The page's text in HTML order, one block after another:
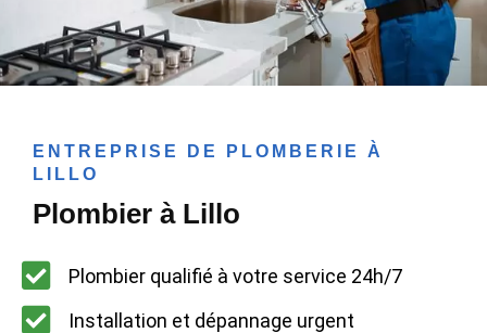
ENTREPRISE DE PLOMBERIE À
LILLO
Plombier à Lillo
Plombier qualifié à votre service 24h/7
Installation et dépannage urgent